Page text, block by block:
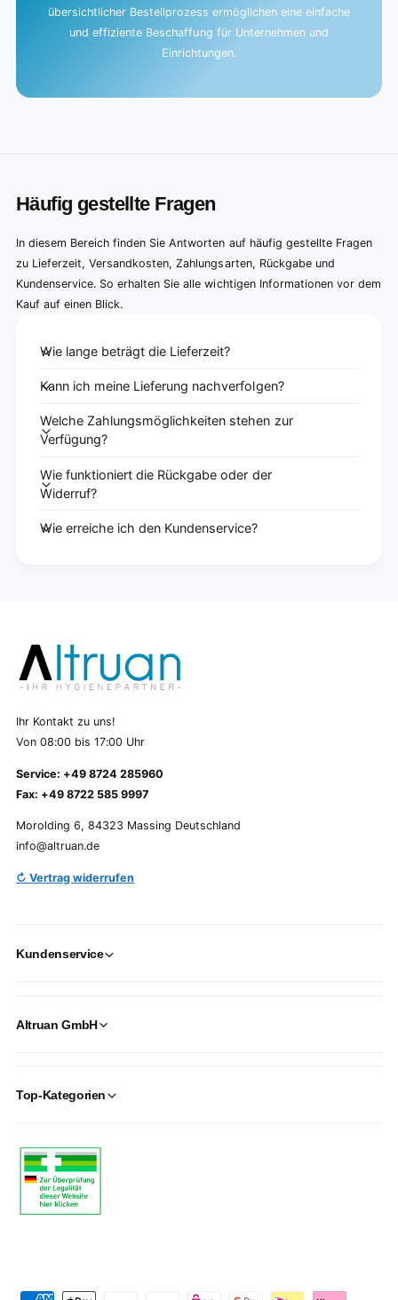
übersichtlicher Bestellprozess ermöglichen eine einfache
und effiziente Beschaffung für Unternehmen und
Einrichtungen.
Häufig gestellte Fragen
In diesem Bereich finden Sie Antworten auf häufig gestellte Fragen
zu Lieferzeit, Versandkosten, Zahlungsarten, Rückgabe und
Kundenservice. So erhalten Sie alle wichtigen Informationen vor dem
Kauf auf einen Blick.
Wie lange beträgt die Lieferzeit?
Kann ich meine Lieferung nachverfolgen?
Welche Zahlungsmöglichkeiten stehen zur
Verfügung?
Wie funktioniert die Rückgabe oder der
Widerruf?
Wie erreiche ich den Kundenservice?
Ihr Kontakt zu uns!
Von 08:00 bis 17:00 Uhr
Service: +49 8724 285960
Fax: +49 8722 585 9997
Morolding 6, 84323 Massing Deutschland
info@altruan.de
↻ Vertrag widerrufen
Kundenservice
Altruan GmbH
Top-Kategorien